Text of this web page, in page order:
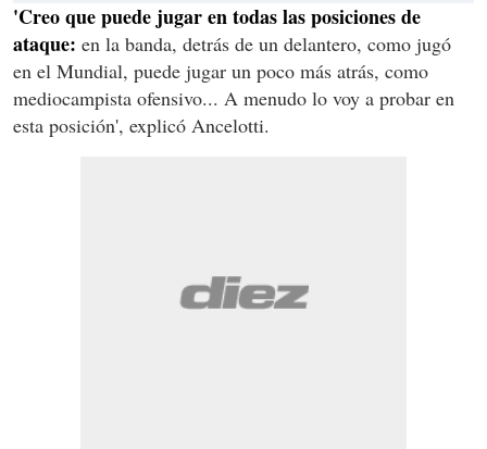
'Creo que puede jugar en todas las posiciones de
ataque: en la banda, detrás de un delantero, como jugó
en el Mundial, puede jugar un poco más atrás, como
mediocampista ofensivo... A menudo lo voy a probar en
esta posición', explicó Ancelotti.